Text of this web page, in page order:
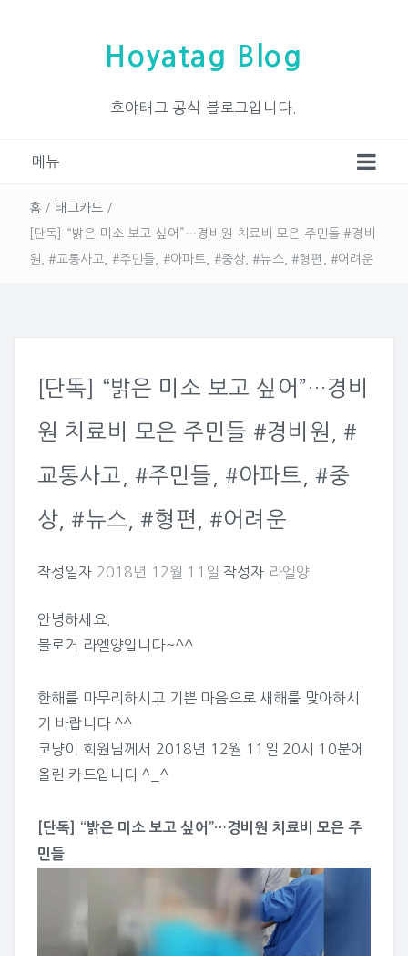
Hoyatag Blog
호야태그 공식 블로그입니다.
메뉴
홈 / 태그카드 /
[단독] “밝은 미소 보고 싶어”…경비원 치료비 모은 주민들 #경비
원, #교통사고, #주민들, #아파트, #중상, #뉴스, #형편, #어려운
[단독] “밝은 미소 보고 싶어”…경비
원 치료비 모은 주민들 #경비원, #
교통사고, #주민들, #아파트, #중
상, #뉴스, #형편, #어려운
작성일자 2018년 12월 11일 작성자 라엘양
안녕하세요.
블로거 라엘양입니다~^^
한해를 마무리하시고 기쁜 마음으로 새해를 맞아하시
기 바랍니다 ^^
코냥이
회원님께서 2018년 12월 11일 20시 10분에
올린 카드입니다 ^_^
[단독] “밝은 미소 보고 싶어”…경비원 치료비 모은 주
민들